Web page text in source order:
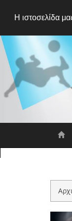
Η ιστοσελίδα